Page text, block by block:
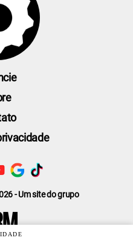
- Um site do grupo